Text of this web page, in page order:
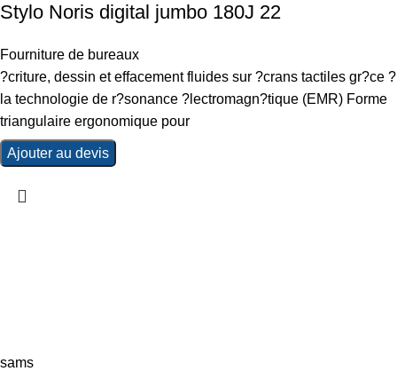
Stylo Noris digital jumbo 180J 22
Fourniture de bureaux
?criture, dessin et effacement fluides sur ?crans tactiles gr?ce ?
la technologie de r?sonance ?lectromagn?tique (EMR) Forme
triangulaire ergonomique pour
Ajouter au devis
sams